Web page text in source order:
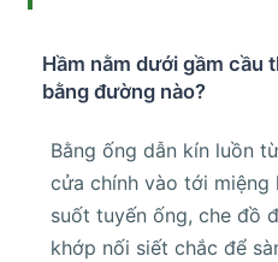
Hầm nằm dưới gầm cầu
bằng đường nào?
Bằng ống dẫn kín luồn
cửa chính vào tới
suốt tuyến ống, che đồ
khớp nối siết chắc để